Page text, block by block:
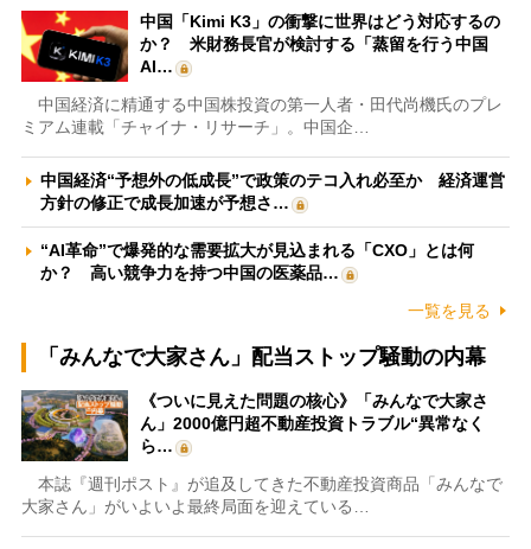
中国「Kimi K3」の衝撃に世界はどう対応するの
か？ 米財務長官が検討する「蒸留を行う中国
AI…
中国経済に精通する中国株投資の第一人者・田代尚機氏のプレ
ミアム連載「チャイナ・リサーチ」。中国企…
中国経済“予想外の低成長”で政策のテコ入れ必至か 経済運営
方針の修正で成長加速が予想さ…
“AI革命”で爆発的な需要拡大が見込まれる「CXO」とは何
か？ 高い競争力を持つ中国の医薬品…
一覧を見る
「みんなで大家さん」配当ストップ騒動の内幕
《ついに見えた問題の核心》「みんなで大家さ
ん」2000億円超不動産投資トラブル“異常なく
ら…
本誌『週刊ポスト』が追及してきた不動産投資商品「みんなで
大家さん」がいよいよ最終局面を迎えている…